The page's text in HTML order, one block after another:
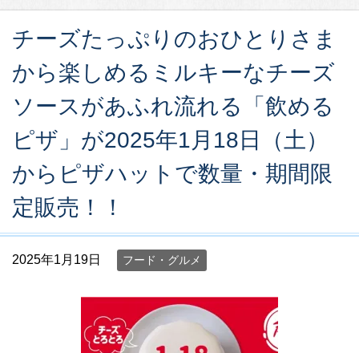
チーズたっぷりのおひとりさま
から楽しめるミルキーなチーズ
ソースがあふれ流れる「飲める
ピザ」が2025年1月18日（土）
からピザハットで数量・期間限
定販売！！
2025年1月19日 フード・グルメ